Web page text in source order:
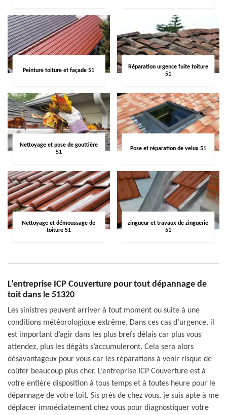
Peinture toiture et façade 51
Réparation urgence fuite toiture
51
Nettoyage et pose de gouttière
51
Pose et réparation de velux 51
Nettoyage et démoussage de
toiture 51
zingueur et travaux de zinguerie
51
L’entreprise ICP Couverture pour tout dépannage de
toit dans le 51320
Les sinistres peuvent arriver à tout moment ou suite à une
conditions météorologique extrême. Dans ces cas d’urgence, il
est important d’agir dans les plus brefs délais car plus vous
attendez, plus les dégâts s’accumuleront. Cela sera alors
désavantageux pour vous car les réparations à venir risque de
coûter beaucoup plus cher. L’entreprise ICP Couverture est à
votre entière disposition à tous temps et à toutes heure pour le
dépannage de votre toit. Sis près de chez vous, je suis apte à me
déplacer immédiatement chez vous pour diagnostiquer votre